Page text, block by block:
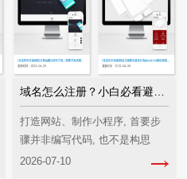
域名怎么注册？小白必看避坑指南
打造网站、制作小程序, 首要步
骤并非编写代码, 也不是构思
Logo, 而是搞定那个能让全球都
2026-07-10